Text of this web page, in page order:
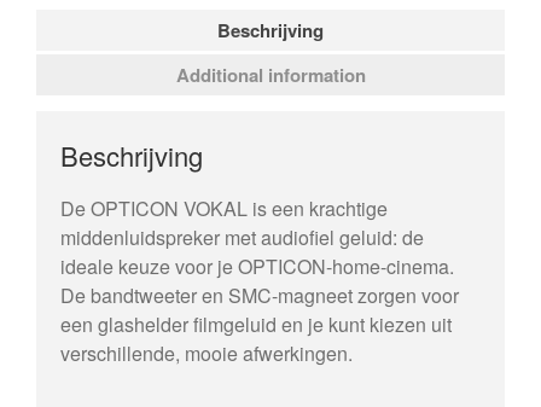
Beschrijving
Additional information
Beschrijving
De OPTICON VOKAL is een krachtige
middenluidspreker met audiofiel geluid: de
ideale keuze voor je OPTICON-home-cinema.
De bandtweeter en SMC-magneet zorgen voor
een glashelder filmgeluid en je kunt kiezen uit
verschillende, mooie afwerkingen.